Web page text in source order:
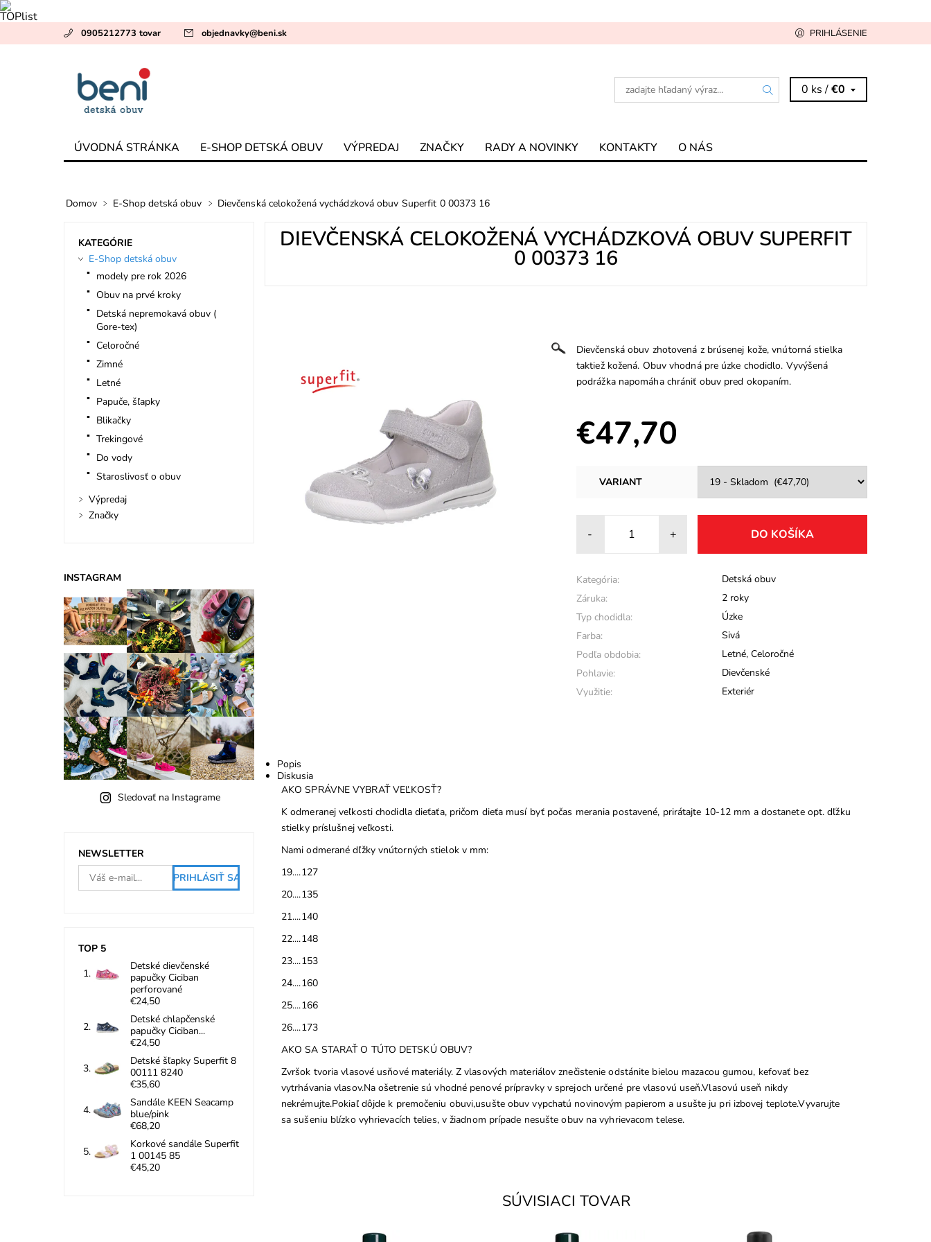
0905212773 tovar objednavky@beni.sk PRIHLÁSENIE
0 ks /€0
ÚVODNÁ STRÁNKA E-SHOP DETSKÁ OBUV VÝPREDAJ ZNAČKY RADY A NOVINKY KONTAKTY O NÁS
Domov E-Shop detská obuv Dievčenská celokožená vychádzková obuv Superfit 0 00373 16
DIEVČENSKÁ CELOKOŽENÁ VYCHÁDZKOVÁ OBUV SUPERFIT
0 00373 16
Dievčenská obuv zhotovená z brúsenej kože, vnútorná stielka
taktiež kožená. Obuv vhodná pre úzke chodidlo. Vyvýšená
podrážka napomáha chrániť obuv pred okopaním.
€47,70
VARIANT
- +
Kategória:
Detská obuv
Záruka:
2 roky
Typ chodidla:
Úzke
Farba:
Sivá
Podľa obdobia:
Letné, Celoročné
Pohlavie:
Dievčenské
Využitie:
Exteriér
Popis
Diskusia
AKO SPRÁVNE VYBRAŤ VEĽKOSŤ?
K odmeranej veľkosti chodidla dieťaťa, pričom dieťa musí byť počas merania postavené, prirátajte 10-12 mm a dostanete opt. dľžku
stielky príslušnej veľkosti.
Nami odmerané dľžky vnútorných stielok v mm:
19....127
20....135
21....140
22....148
23....153
24....160
25....166
26....173
AKO SA STARAŤ O TÚTO DETSKÚ OBUV?
Zvršok tvoria vlasové usňové materiály. Z vlasových materiálov znečistenie odstánite bielou mazacou gumou, kefovať bez
vytrhávania vlasov.Na ošetrenie sú vhodné penové prípravky v sprejoch určené pre vlasovú useň.Vlasovú useň nikdy
nekrémujte.Pokiaľ dôjde k premočeniu obuvi,usušte obuv vypchatú novinovým papierom a usušte ju pri izbovej teplote.Vyvarujte
sa sušeniu blízko vyhrievacích telies, v žiadnom prípade nesušte obuv na vyhrievacom telese.
SÚVISIACI TOVAR
KATEGÓRIE
E-Shop detská obuv
modely pre rok 2026
Obuv na prvé kroky
Detská nepremokavá obuv (
Gore-tex)
Celoročné
Zimné
Letné
Papuče, šľapky
Blikačky
Trekingové
Do vody
Staroslivosť o obuv
Výpredaj
Značky
INSTAGRAM
Sledovať na Instagrame
NEWSLETTER
TOP 5
Detské dievčenské
papučky Ciciban
perforované
€24,50
Detské chlapčenské
papučky Ciciban...
€24,50
Detské šľapky Superfit 8
00111 8240
€35,60
Sandále KEEN Seacamp
blue/pink
€68,20
Korkové sandále Superfit
1 00145 85
€45,20